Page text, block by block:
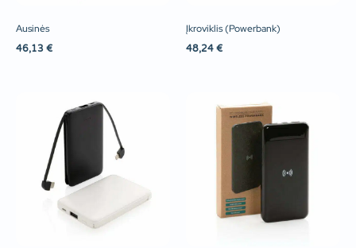
Ausinės
46,13 €
Įkroviklis (Powerbank)
48,24 €